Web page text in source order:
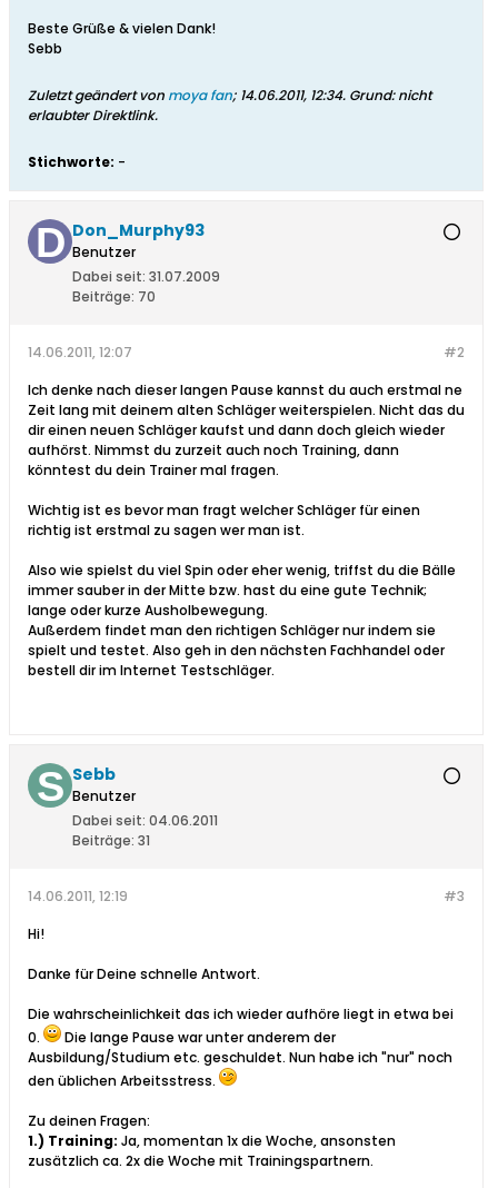
Beste Grüße & vielen Dank!
Sebb
Zuletzt geändert von moya fan; 14.06.2011, 12:34. Grund:nicht
erlaubter Direktlink.
Stichworte: -
Don_Murphy93
Benutzer
Dabei seit: 31.07.2009
Beiträge: 70
#2
14.06.2011, 12:07
Ich denke nach dieser langen Pause kannst du auch erstmal ne
Zeit lang mit deinem alten Schläger weiterspielen. Nicht das du
dir einen neuen Schläger kaufst und dann doch gleich wieder
aufhörst. Nimmst du zurzeit auch noch Training, dann
könntest du dein Trainer mal fragen.
Wichtig ist es bevor man fragt welcher Schläger für einen
richtig ist erstmal zu sagen wer man ist.
Also wie spielst du viel Spin oder eher wenig, triffst du die Bälle
immer sauber in der Mitte bzw. hast du eine gute Technik;
lange oder kurze Ausholbewegung.
Außerdem findet man den richtigen Schläger nur indem sie
spielt und testet. Also geh in den nächsten Fachhandel oder
bestell dir im Internet Testschläger.
Sebb
Benutzer
Dabei seit: 04.06.2011
Beiträge: 31
#3
14.06.2011, 12:19
Hi!
Danke für Deine schnelle Antwort.
Die wahrscheinlichkeit das ich wieder aufhöre liegt in etwa bei
0.
Die lange Pause war unter anderem der
Ausbildung/Studium etc. geschuldet. Nun habe ich "nur" noch
den üblichen Arbeitsstress.
Zu deinen Fragen:
1.) Training: Ja, momentan 1x die Woche, ansonsten
zusätzlich ca. 2x die Woche mit Trainingspartnern.